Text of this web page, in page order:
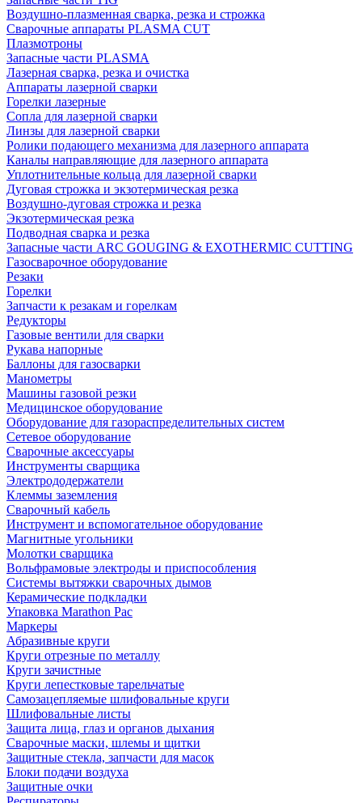
Воздушно-плазменная сварка, резка и строжка
Сварочные аппараты PLASMA CUT
Плазмотроны
Запасные части PLASMA
Лазерная сварка, резка и очистка
Аппараты лазерной сварки
Горелки лазерные
Сопла для лазерной сварки
Линзы для лазерной сварки
Ролики подающего механизма для лазерного аппарата
Каналы направляющие для лазерного аппарата
Уплотнительные кольца для лазерной сварки
Дуговая строжка и экзотермическая резка
Воздушно-дуговая строжка и резка
Экзотермическая резка
Подводная сварка и резка
Запасные части ARC GOUGING & EXOTHERMIC CUTTING
Газосварочное оборудование
Резаки
Горелки
Запчасти к резакам и горелкам
Редукторы
Газовые вентили для сварки
Рукава напорные
Баллоны для газосварки
Манометры
Машины газовой резки
Медицинское оборудование
Оборудование для газораспределительных систем
Сетевое оборудование
Сварочные аксессуары
Инструменты сварщика
Электрододержатели
Клеммы заземления
Сварочный кабель
Инструмент и вспомогательное оборудование
Магнитные угольники
Молотки сварщика
Вольфрамовые электроды и приспособления
Системы вытяжки сварочных дымов
Керамические подкладки
Упаковка Marathon Pac
Маркеры
Абразивные круги
Круги отрезные по металлу
Круги зачистные
Круги лепестковые тарельчатые
Самозацепляемые шлифовальные круги
Шлифовальные листы
Защита лица, глаз и органов дыхания
Сварочные маски, шлемы и щитки
Защитные стекла, запчасти для масок
Блоки подачи воздуха
Защитные очки